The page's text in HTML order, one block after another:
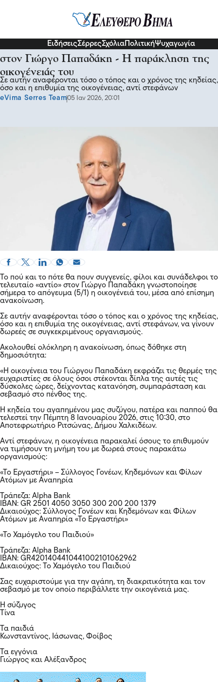
ΕιδήσειςΣέρρεςΣχόλια ΠολιτικήΨυχαγωγία
Πού και πότε θα πουν το τελευταίο «αντίο»
στον Γιώργο Παπαδάκη - Η παράκληση της
οικογένειάς του
Σε αυτήν αναφέρονται τόσο ο τόπος και ο χρόνος της κηδείας,
όσο και η επιθυμία της οικογένειας, αντί στεφάνων
eVima Serres Team05 Ιαν 2026, 20:01
Το πού και το πότε θα πουν συγγενείς, φίλοι και συνάδελφοι το
τελευταίο «αντίο» στον Γιώργο Παπαδάκη γνωστοποίησε
σήμερα το απόγευμα (5/1) η οικογένειά του, μέσα από επίσημη
ανακοίνωση.
Σε αυτήν αναφέρονται τόσο ο τόπος και ο χρόνος της κηδείας,
όσο και η επιθυμία της οικογένειας, αντί στεφάνων, να γίνουν
δωρεές σε συγκεκριμένους οργανισμούς.
Ακολουθεί ολόκληρη η ανακοίνωση, όπως δόθηκε στη
δημοσιότητα:
«Η οικογένεια του Γιώργου Παπαδάκη εκφράζει τις θερμές της
ευχαριστίες σε όλους όσοι στέκονται δίπλα της αυτές τις
δύσκολες ώρες, δείχνοντας κατανόηση, συμπαράσταση και
σεβασμό στο πένθος της.
Η κηδεία του αγαπημένου μας συζύγου, πατέρα και παππού θα
τελεστεί την Πέμπτη 8 Ιανουαρίου 2026, στις 10:30, στο
Αποτεφρωτήριο Ριτσώνας, Δήμου Χαλκιδέων.
Αντί στεφάνων, η οικογένεια παρακαλεί όσους το επιθυμούν
να τιμήσουν τη μνήμη του με δωρεά στους παρακάτω
οργανισμούς:
«Το Εργαστήρι» – Σύλλογος Γονέων, Κηδεμόνων και Φίλων
Ατόμων με Αναπηρία
Τράπεζα: Alpha Bank
ΙΒΑΝ: GR 2501 4050 3050 300 200 200 1379
Δικαιούχος: Σύλλογος Γονέων και Κηδεμόνων και Φίλων
Ατόμων με Αναπηρία «Το Εργαστήρι»
«Το Χαμόγελο του Παιδιού»
Τράπεζα: Alpha Bank
ΙΒΑΝ: GR4201404410441002101062962
Δικαιούχος: Το Χαμόγελο του Παιδιού
Σας ευχαριστούμε για την αγάπη, τη διακριτικότητα και τον
σεβασμό με τον οποίο περιβάλλετε την οικογένειά μας.
Η σύζυγος
Τίνα
Τα παιδιά
Κωνσταντίνος, Ιάσωνας, Φοίβος
Τα εγγόνια
Γιώργος και Αλέξανδρος